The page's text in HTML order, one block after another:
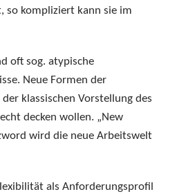
so kompliziert kann sie im
oft sog. atypische
Neue Formen der
klassischen Vorstellung des
decken wollen. „New
wird die neue Arbeitswelt
als Anforderungsprofil